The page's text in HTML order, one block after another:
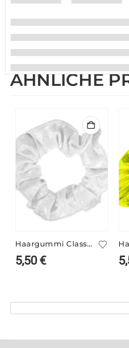
ÄHNLICHE
Haargummi Classic weiß
5,50€